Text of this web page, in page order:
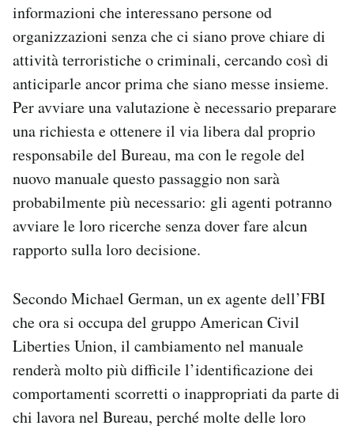
informazioni che interessano persone od
organizzazioni senza che ci siano prove chiare di
attività terroristiche o criminali, cercando così di
anticiparle ancor prima che siano messe insieme.
Per avviare una valutazione è necessario preparare
una richiesta e ottenere il via libera dal proprio
responsabile del Bureau, ma con le regole del
nuovo manuale questo passaggio non sarà
probabilmente più necessario: gli agenti potranno
avviare le loro ricerche senza dover fare alcun
rapporto sulla loro decisione.
Secondo Michael German, un ex agente dell’FBI
che ora si occupa del gruppo American Civil
Liberties Union, il cambiamento nel manuale
renderà molto più difficile l’identificazione dei
comportamenti scorretti o inappropriati da parte di
chi lavora nel Bureau, perché molte delle loro